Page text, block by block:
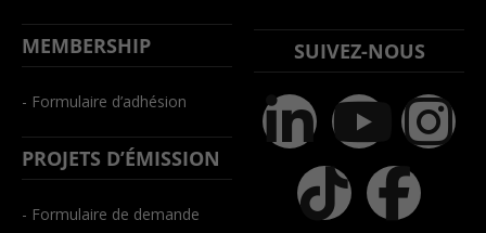
MEMBERSHIP
- Formulaire d’adhésion
PROJETS D’ÉMISSION
- Formulaire de demande
SUIVEZ-NOUS